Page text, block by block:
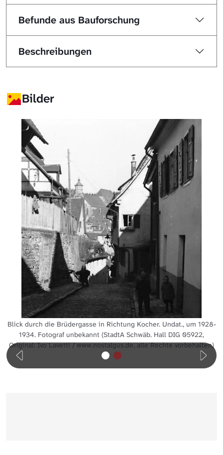
Befunde aus Bauforschung
Beschreibungen
Bilder
Blick durch die Brüdergasse in Richtung Kocher. Undat., um 1928-
1934. Fotograf unbekannt (StadtA Schwäb. Hall DIG 05922,
Original: Ivo Lavetti / www.nostalgus.de, alle Rechte vorbehalten)